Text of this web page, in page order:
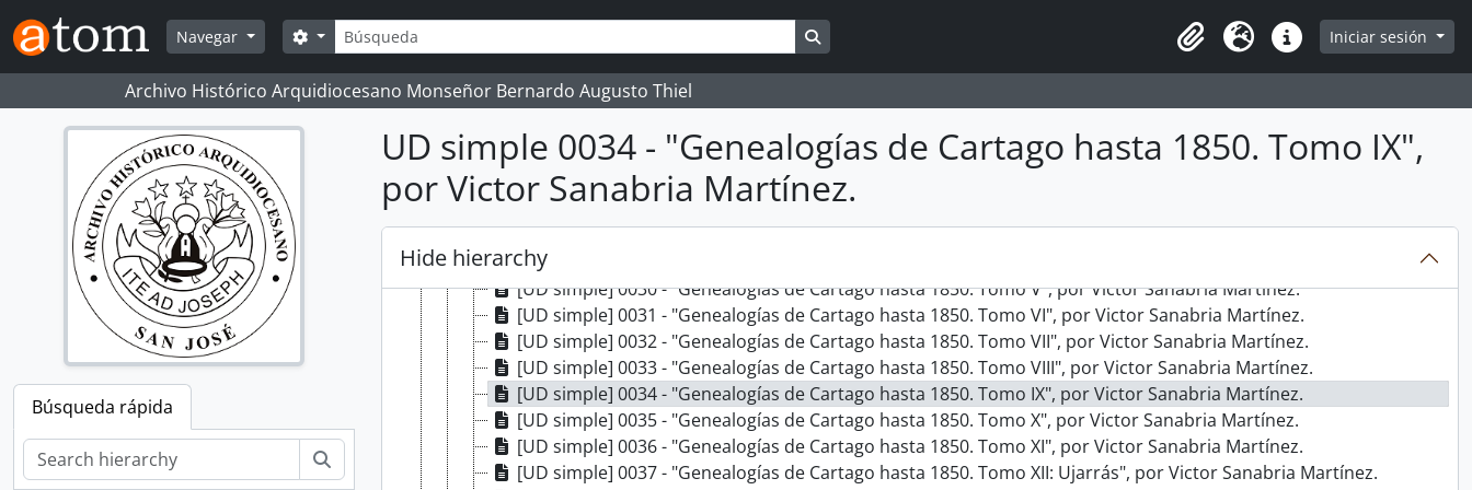
Skip to main content
Navegar
Búsqueda
Search options
Portapapeles
Idioma Enlaces rápidos
Iniciar sesión
Archivo Histórico Arquidiocesano Monseñor Bernardo Augusto Thiel
Búsqueda rápida
UD simple 0034 - "Genealogías de Cartago hasta 1850. Tomo IX",
por Victor Sanabria Martínez.
Hide hierarchy
[UD compuesta] 0020 - Borradores de las investigaciones genealógicas de Monseñor Sanabria
[UD compuesta] 0021 - Borradores de las investigaciones genealógicas de Monseñor Sanabria
[UD compuesta] 0022 - Borradores de las investigaciones genealógicas de Monseñor Sanabria
[UD compuesta] 0023 - Borradores de las investigaciones genealógicas de Monseñor Sanabria
[UD simple] 0024 - "Genealogías de Cartago hasta 1850. Introducción", por Victor Sanabria Martínez.
[UD simple] 0025 - "Genealogías de Cartago hasta 1850. Índice general", por Victor Sanabria Martínez.
[UD simple] 0026 - "Genealogías de Cartago hasta 1850. Tomo I", por Victor Sanabria Martínez.
[UD simple] 0029 - "Genealogías de Cartago hasta 1850. Tomo IV", por Victor Sanabria Martínez.
[UD simple] 0030 - "Genealogías de Cartago hasta 1850. Tomo V", por Victor Sanabria Martínez.
[UD simple] 0031 - "Genealogías de Cartago hasta 1850. Tomo VI", por Victor Sanabria Martínez.
[UD simple] 0032 - "Genealogías de Cartago hasta 1850. Tomo VII", por Victor Sanabria Martínez.
[UD simple] 0033 - "Genealogías de Cartago hasta 1850. Tomo VIII", por Victor Sanabria Martínez.
[UD simple] 0034 - "Genealogías de Cartago hasta 1850. Tomo IX", por Victor Sanabria Martínez.
[UD simple] 0035 - "Genealogías de Cartago hasta 1850. Tomo X", por Victor Sanabria Martínez.
[UD simple] 0036 - "Genealogías de Cartago hasta 1850. Tomo XI", por Victor Sanabria Martínez.
[UD simple] 0037 - "Genealogías de Cartago hasta 1850. Tomo XII: Ujarrás", por Victor Sanabria Martínez.